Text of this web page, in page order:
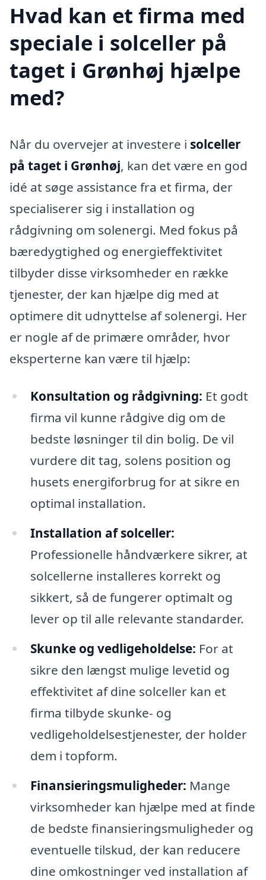
Hvad kan et firma med
speciale i solceller på
taget i Grønhøj hjælpe
med?
Når du overvejer at investere i solceller
på taget i Grønhøj, kan det være en god
idé at søge assistance fra et firma, der
specialiserer sig i installation og
rådgivning om solenergi. Med fokus på
bæredygtighed og energieffektivitet
tilbyder disse virksomheder en række
tjenester, der kan hjælpe dig med at
optimere dit udnyttelse af solenergi. Her
er nogle af de primære områder, hvor
eksperterne kan være til hjælp:
Konsultation og rådgivning: Et godt
firma vil kunne rådgive dig om de
bedste løsninger til din bolig. De vil
vurdere dit tag, solens position og
husets energiforbrug for at sikre en
optimal installation.
Installation af solceller:
Professionelle håndværkere sikrer, at
solcellerne installeres korrekt og
sikkert, så de fungerer optimalt og
lever op til alle relevante standarder.
Skunke og vedligeholdelse: For at
sikre den længst mulige levetid og
effektivitet af dine solceller kan et
firma tilbyde skunke- og
vedligeholdelsestjenester, der holder
dem i topform.
Finansieringsmuligheder: Mange
virksomheder kan hjælpe med at finde
de bedste finansieringsmuligheder og
eventuelle tilskud, der kan reducere
dine omkostninger ved installation af